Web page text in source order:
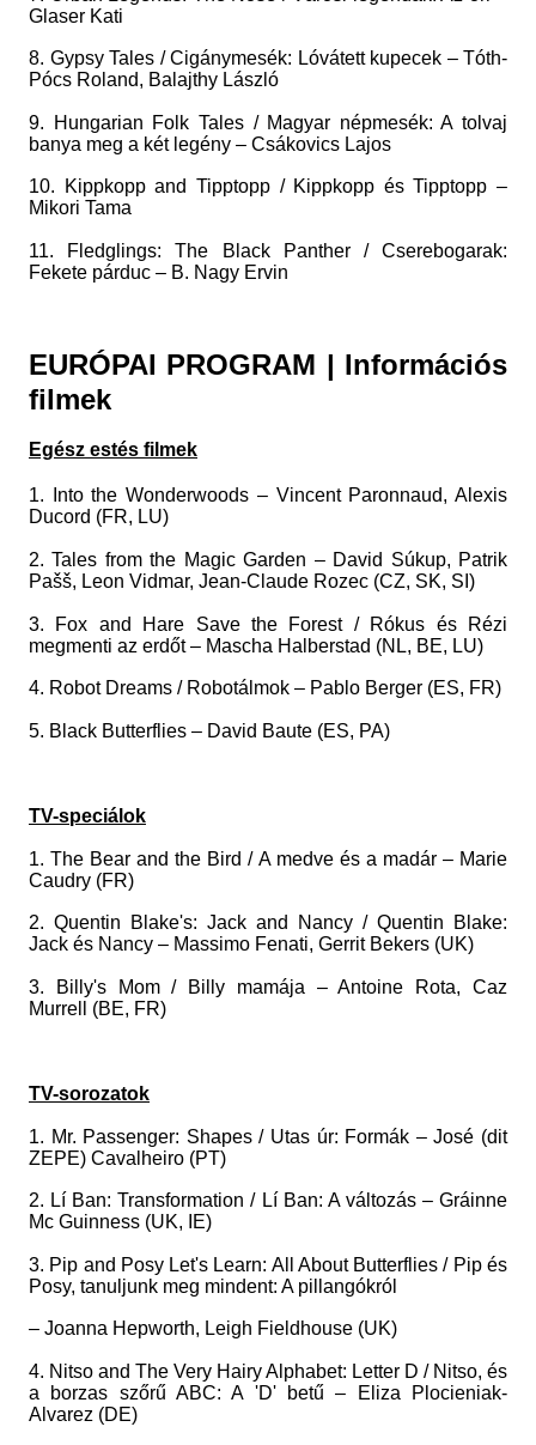
Glaser Kati
8. Gypsy Tales / Cigánymesék: Lóvátett kupecek – Tóth-
Pócs Roland, Balajthy László
9. Hungarian Folk Tales / Magyar népmesék: A tolvaj
banya meg a két legény – Csákovics Lajos
10. Kippkopp and Tipptopp / Kippkopp és Tipptopp –
Mikori Tama
11. Fledglings: The Black Panther / Cserebogarak:
Fekete párduc – B. Nagy Ervin
EURÓPAI PROGRAM | Információs
filmek
Egész estés filmek
1. Into the Wonderwoods – Vincent Paronnaud, Alexis
Ducord (FR, LU)
2. Tales from the Magic Garden – David Súkup, Patrik
Pašš, Leon Vidmar, Jean-Claude Rozec (CZ, SK, SI)
3. Fox and Hare Save the Forest / Rókus és Rézi
megmenti az erdőt – Mascha Halberstad (NL, BE, LU)
4. Robot Dreams / Robotálmok – Pablo Berger (ES, FR)
5. Black Butterflies – David Baute (ES, PA)
TV-speciálok
1. The Bear and the Bird / A medve és a madár – Marie
Caudry (FR)
2. Quentin Blake's: Jack and Nancy / Quentin Blake:
Jack és Nancy – Massimo Fenati, Gerrit Bekers (UK)
3. Billy's Mom / Billy mamája – Antoine Rota, Caz
Murrell (BE, FR)
TV-sorozatok
1. Mr. Passenger: Shapes / Utas úr: Formák – José (dit
ZEPE) Cavalheiro (PT)
2. Lí Ban: Transformation / Lí Ban: A változás – Gráinne
Mc Guinness (UK, IE)
3. Pip and Posy Let's Learn: All About Butterflies / Pip és
Posy, tanuljunk meg mindent: A pillangókról
– Joanna Hepworth, Leigh Fieldhouse (UK)
4. Nitso and The Very Hairy Alphabet: Letter D / Nitso, és
a borzas szőrű ABC: A 'D' betű – Eliza Plocieniak-
Alvarez (DE)